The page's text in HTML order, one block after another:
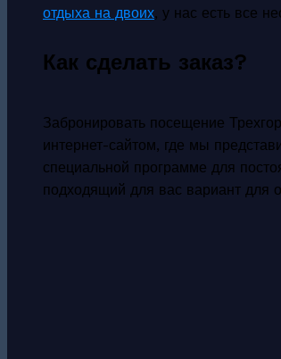
отдыха на двоих, у нас есть все
Как сделать заказ?
Забронировать посещение
интернет-сайтом, где мы
специальной программе для
подходящий для вас вариант для